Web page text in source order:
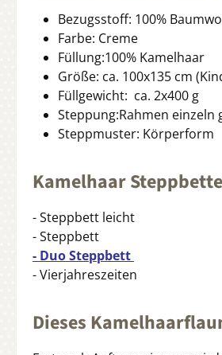
Bezugsstoff: 100%
Farbe: Creme
Füllung:100% Kamelhaar
Größe: ca. 100x135 cm
Füllgewicht: ca. 2x400 g
Steppung:Rahmen einzeln
Steppmuster: Körperform
Kamelhaar
- Steppbett leicht
- Steppbett
- Duo Steppbett
- Vierjahreszeiten
Dieses